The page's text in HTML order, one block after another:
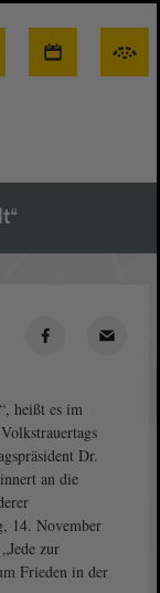
heißt es im
Dr.
an die
14. November
zur
Frieden in der